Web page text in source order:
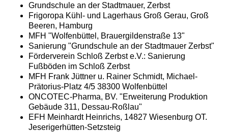
Grundschule an der Stadtmauer, Zerbst
Frigoropa Kühl- und Lagerhaus Groß Gerau, Groß
Beeren, Hamburg
MFH "Wolfenbüttel, Brauergildenstraße 13"
Sanierung "Grundschule an der Stadtmauer Zerbst"
Förderverein Schloß Zerbst e.V.: Sanierung
Fußböden im Schloß Zerbst
MFH Frank Jüttner u. Rainer Schmidt, Michael-
Prätorius-Platz 4/5 38300 Wolfenbüttel
ONCOTEC-Pharma, BV. "Erweiterung Produktion
Gebäude 311, Dessau-Roßlau"
EFH Meinhardt Heinrichs, 14827 Wiesenburg OT.
Jeserigerhütten-Setzsteig